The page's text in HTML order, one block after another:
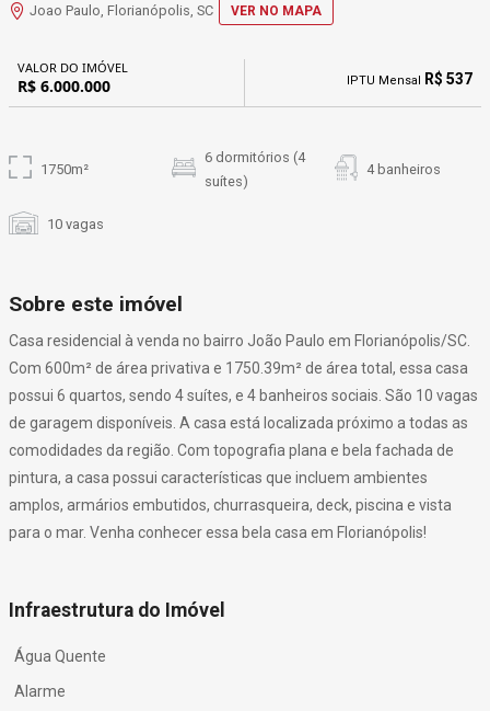
Joao Paulo, Florianópolis, SC VER NO MAPA
VALOR DO IMÓVEL
R$ 6.000.000 IPTU Mensal R$ 537
1750m²
6 dormitórios (4
suítes)
4 banheiros
10 vagas
Sobre este imóvel
Casa residencial à venda no bairro João Paulo em Florianópolis/SC.
Com 600m² de área privativa e 1750.39m² de área total, essa casa
possui 6 quartos, sendo 4 suítes, e 4 banheiros sociais. São 10 vagas
de garagem disponíveis. A casa está localizada próximo a todas as
comodidades da região. Com topografia plana e bela fachada de
pintura, a casa possui características que incluem ambientes
amplos, armários embutidos, churrasqueira, deck, piscina e vista
para o mar. Venha conhecer essa bela casa em Florianópolis!
Infraestrutura do Imóvel
Água Quente
Alarme